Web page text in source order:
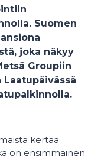
Suomen
joka näkyy
Groupiin
kertaa
on ensimmäinen